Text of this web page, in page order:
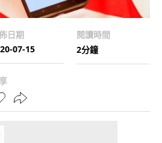
日期
07-15
閱讀時間
2分鐘